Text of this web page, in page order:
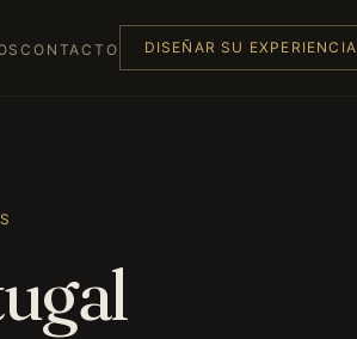
CONTACTO DISEÑAR SU EXPERIENCIA